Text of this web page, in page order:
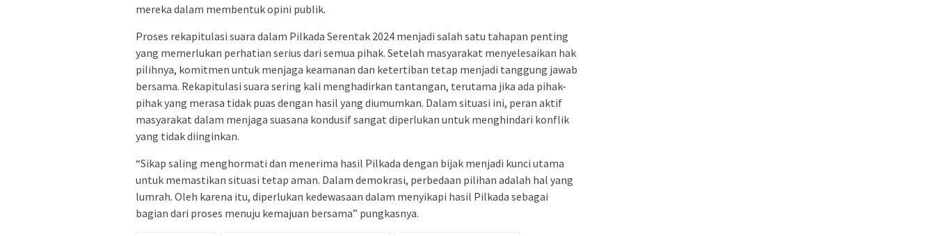
mereka dalam membentuk opini publik.
Proses rekapitulasi suara dalam Pilkada Serentak 2024 menjadi salah satu tahapan penting
yang memerlukan perhatian serius dari semua pihak. Setelah masyarakat menyelesaikan hak
pilihnya, komitmen untuk menjaga keamanan dan ketertiban tetap menjadi tanggung jawab
bersama. Rekapitulasi suara sering kali menghadirkan tantangan, terutama jika ada pihak-
pihak yang merasa tidak puas dengan hasil yang diumumkan. Dalam situasi ini, peran aktif
masyarakat dalam menjaga suasana kondusif sangat diperlukan untuk menghindari konflik
yang tidak diinginkan.
“Sikap saling menghormati dan menerima hasil Pilkada dengan bijak menjadi kunci utama
untuk memastikan situasi tetap aman. Dalam demokrasi, perbedaan pilihan adalah hal yang
lumrah. Oleh karena itu, diperlukan kedewasaan dalam menyikapi hasil Pilkada sebagai
bagian dari proses menuju kemajuan bersama” pungkasnya.